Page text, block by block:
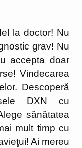
la doctor! Nu
grav! Nu
accepta doar
Vindecarea
Descoperă
DXN cu
sănătatea
mult timp cu
Ai mereu